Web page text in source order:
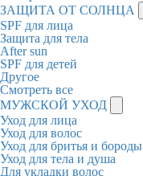
ЗАЩИТА ОТ СОЛНЦА
SPF для лица
Защита для тела
After sun
SPF для детей
Другое
Смотреть все
МУЖСКОЙ УХОД
Уход для лица
Уход для волос
Уход для бритья и бороды
Уход для тела и душа
Для укладки волос